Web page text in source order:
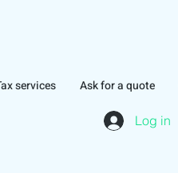
services Ask for a quote
Log in